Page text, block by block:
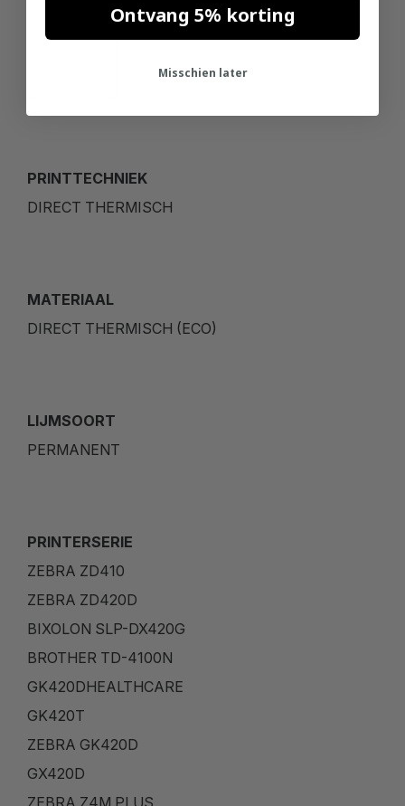
PRINTTECHNIEK
DIRECT THERMISCH
MATERIAAL
DIRECT THERMISCH (ECO)
LIJMSOORT
PERMANENT
PRINTERSERIE
ZEBRA ZD410
ZEBRA ZD420D
BIXOLON SLP-DX420G
BROTHER TD-4100N
GK420DHEALTHCARE
GK420T
ZEBRA GK420D
GX420D
ZEBRA Z4M PLUS
Ontvang 5% korting
Misschien later